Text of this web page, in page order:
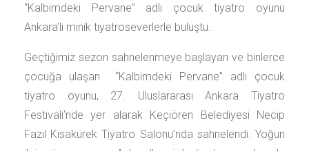
“Kalbimdeki Pervane” adlı çocuk tiyatro oyunu
Ankara’lı minik tiyatroseverlerle buluştu.
Geçtiğimiz sezon sahnelenmeye başlayan ve binlerce
çocuğa ulaşan “Kalbimdeki Pervane” adlı çocuk
tiyatro oyunu, 27. Uluslararası Ankara Tiyatro
Festivali’nde yer alarak Keçiören Belediyesi Necip
Fazıl Kısakürek Tiyatro Salonu’nda sahnelendi. Yoğun